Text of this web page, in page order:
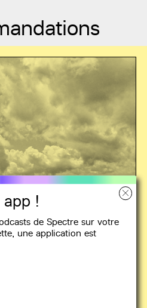
!
de Spectre sur votre
uneapplication est